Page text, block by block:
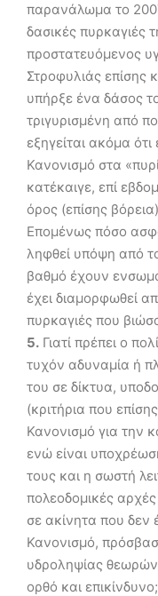
παρανάλωμα το
δασικές πυρκαγιές
προστατευόμενος
Στροφυλιάς επίσης
υπήρξε ένα δάσος
τριγυρισμένη από
εξηγείται ακόμα
Κανονισμό στα
κατέκαιγε, επί
όρος (επίσης
Επομένως πόσο
ληφθεί υπόψη από
βαθμό έχουν
έχει διαμορφωθεί
πυρκαγιές που
5. Γιατί πρέπει ο
τυχόν αδυναμία ή
του σε δίκτυα,
(κριτήρια που
Κανονισμό για την
ενώ είναι
τους και η σωστή
πολεοδομικές
σε ακίνητα που
Κανονισμό,
υδροληψίας
ορθό και επικίνδυνο;